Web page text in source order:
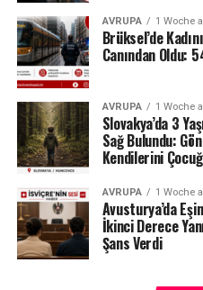
Milyonlarca liralık para
üzerinden derinleşen
makamlarının atacağı bir
durumda.#ahbap
AVRUPA 1 Woche
Brüksel’de
Canından Oldu:
AVRUPA 1 Woche
Slovakya’da 3
Sağ Bulundu:
Kendilerini
AVRUPA 1 Woche
Avusturya’da
İkinci Derece
Şans Verdi